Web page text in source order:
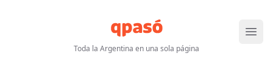
Toda la Argentina en una sola página
Abrir